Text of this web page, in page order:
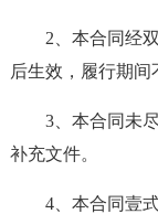
2、本合同经
后生效，履行期间
3、本合同未
补充文件。
4、本合同壹